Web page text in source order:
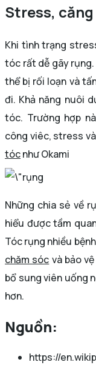
Stress,
Khi tình trạng
tóc rất dễ gãy
thể bị rối loạn và
đi. Khả năng nuôi
tóc. Trường hợp
công viêc, stress
tócnhư Okami
Những chia sẻ về
hiểu được tầm
Tóc rụng nhiều
chăm sóc và bảo
bổ sung viên uống
hơn.
Nguồn:
https://